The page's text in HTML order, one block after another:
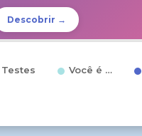
Descobrir →
Testes Você é …